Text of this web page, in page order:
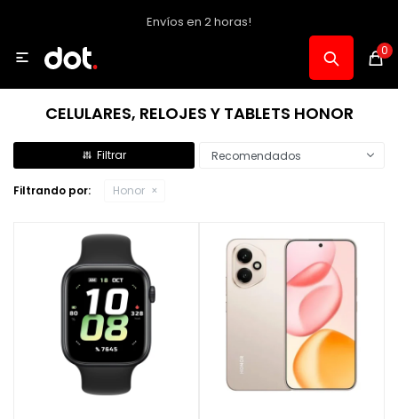
Envíos en 2 horas!
0

CELULARES, RELOJES Y TABLETS HONOR
Recomendados
Filtrando por: Honor
Notebooks y PC
Informática
Audio, Foto y Video
Consolas y Accesorios